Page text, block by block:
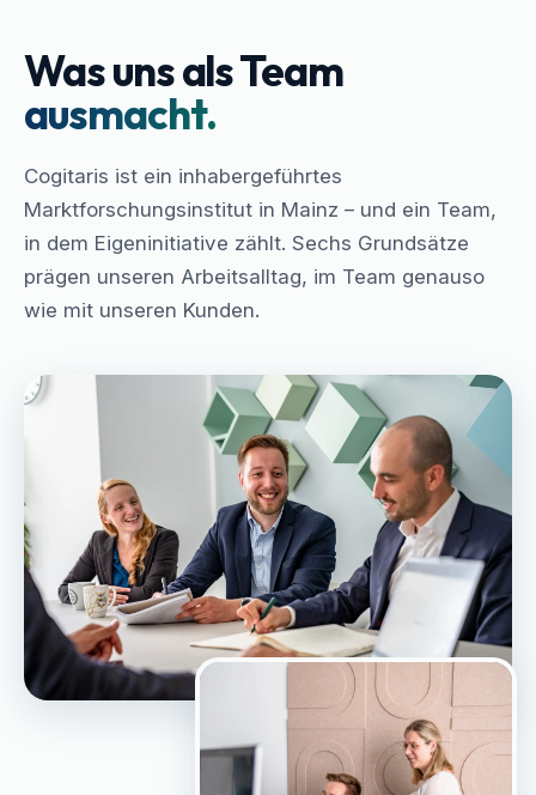
Was uns als Team
ausmacht.
Cogitaris ist ein inhabergeführtes
Marktforschungsinstitut in Mainz – und ein Team,
in dem Eigeninitiative zählt. Sechs Grundsätze
prägen unseren Arbeitsalltag, im Team genauso
wie mit unseren Kunden.